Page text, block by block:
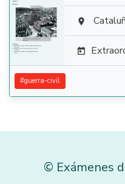
 

#guerra-civil
© Exámenes